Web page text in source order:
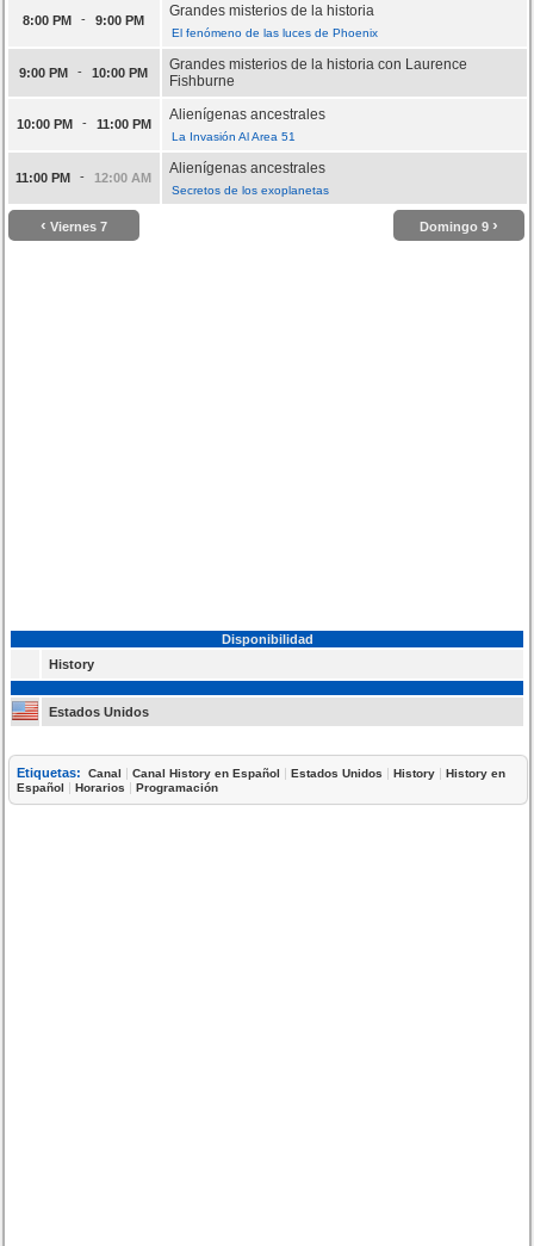
8:00 PM - 9:00 PM
Grandes misterios de la historia
El fenómeno de las luces de Phoenix
9:00 PM - 10:00 PM
Grandes misterios de la historia con Laurence
Fishburne
10:00 PM - 11:00 PM
Alienígenas ancestrales
La Invasión Al Area 51
11:00 PM - 12:00 AM
Alienígenas ancestrales
Secretos de los exoplanetas
‹ Viernes 7 Domingo 9 ›
Disponibilidad
History
Estados Unidos
Etiquetas: Canal |Canal History en Español |Estados Unidos |History |History en
Español |Horarios |Programación